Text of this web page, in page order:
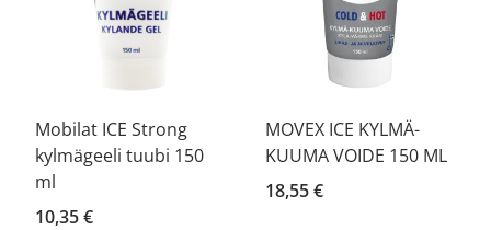
Mobilat ICE Strong
kylmägeeli tuubi 150
ml
10,35 €
MOVEX ICE KYLMÄ-
KUUMA VOIDE 150 ML
18,55 €